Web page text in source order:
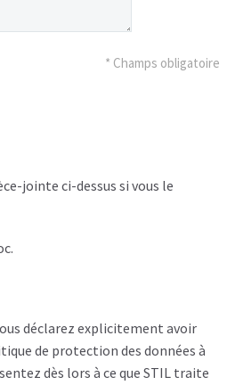
* Champs obligatoire
jointe ci-dessus si vous le
déclarez explicitement avoir
de protection des données à
dès lors à ce que STIL traite